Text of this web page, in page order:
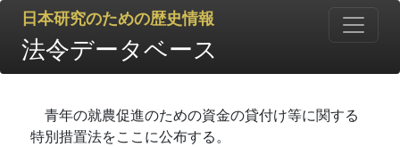
日本研究のための歴史情報
法令データベース
青年の就農促進のための資金の貸付け等に関する
特別措置法をここに公布する。